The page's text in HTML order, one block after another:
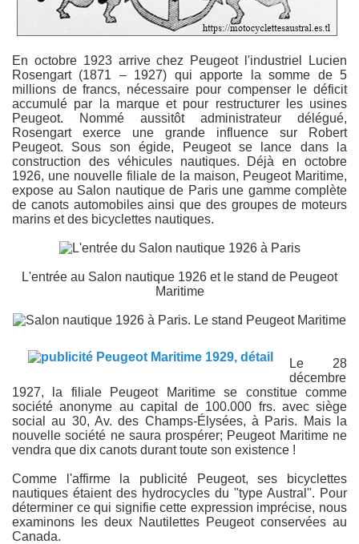
En octobre 1923 arrive chez Peugeot l'industriel Lucien
Rosengart (1871 – 1927) qui apporte la somme de 5
millions de francs, nécessaire pour compenser le déficit
accumulé par la marque et pour restructurer les usines
Peugeot. Nommé aussitôt administrateur délégué,
Rosengart exerce une grande influence sur Robert
Peugeot. Sous son égide, Peugeot se lance dans la
construction des véhicules nautiques. Déjà en octobre
1926, une nouvelle filiale de la maison, Peugeot Maritime,
expose au Salon nautique de Paris une gamme complète
de canots automobiles ainsi que des groupes de moteurs
marins et des bicyclettes nautiques.
L'entrée au Salon nautique 1926 et le stand de Peugeot
Maritime
Le 28
décembre
1927, la filiale Peugeot Maritime se constitue comme
société anonyme au capital de 100.000 frs. avec siège
social au 30, Av. des Champs-Élysées, à Paris. Mais la
nouvelle société ne saura prospérer; Peugeot Maritime ne
vendra que dix canots durant toute son existence !
Comme l'affirme la publicité Peugeot, ses bicyclettes
nautiques étaient des hydrocycles du "type Austral". Pour
déterminer ce qui signifie cette expression imprécise, nous
examinons les deux Nautilettes Peugeot conservées au
Canada.